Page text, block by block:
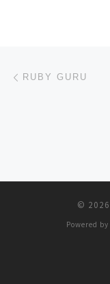
文章导航
RUBY GURU
© 2026
Powered by